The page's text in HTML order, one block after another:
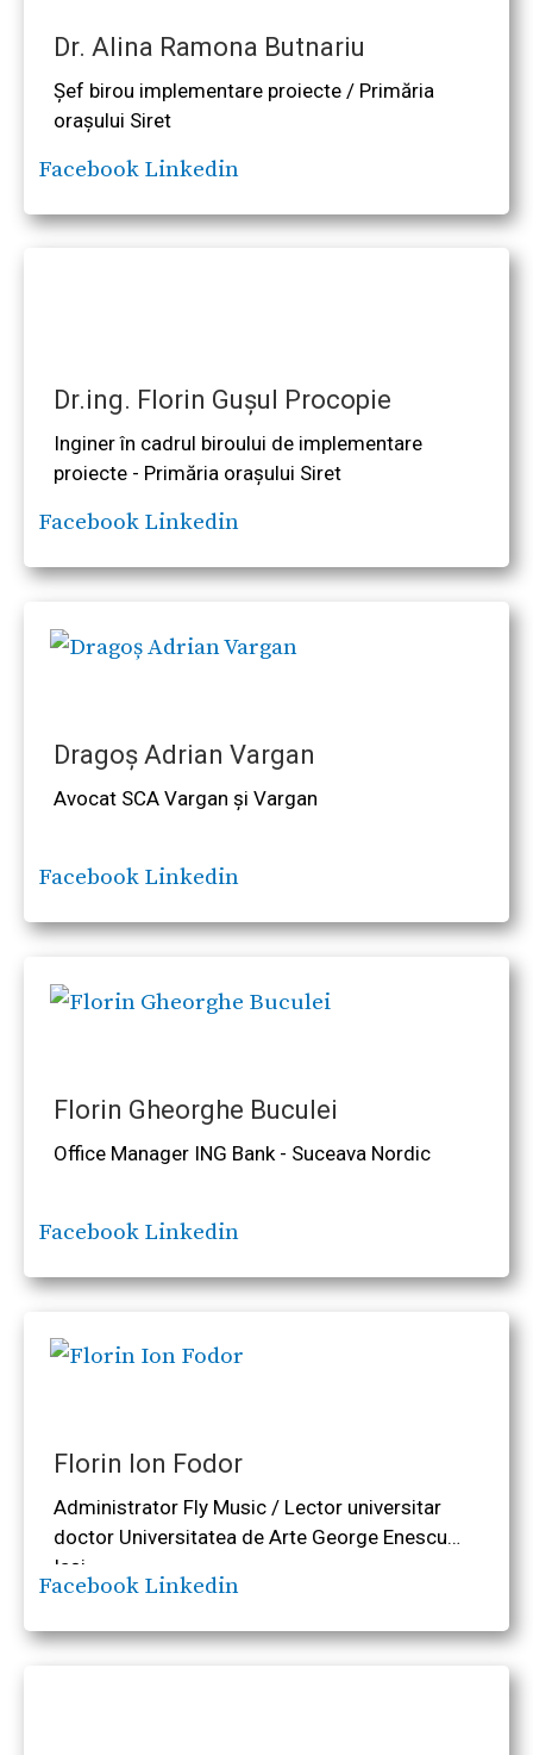
Dr. Alina Ramona Butnariu
Șef birou implementare proiecte / Primăria
orașului Siret
Facebook Linkedin
Dr.ing. Florin Gușul Procopie
Inginer în cadrul biroului de implementare
proiecte - Primăria orașului Siret
Facebook Linkedin
Dragoș Adrian Vargan
Avocat SCA Vargan și Vargan
Facebook Linkedin
Florin Gheorghe Buculei
Office Manager ING Bank - Suceava Nordic
Facebook Linkedin
Florin Ion Fodor
Administrator Fly Music / Lector universitar
doctor Universitatea de Arte George Enescu
Iaşi
Facebook Linkedin